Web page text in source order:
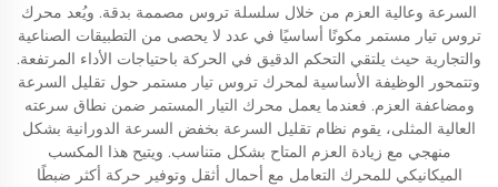
السرعة وعالية العزم من خلال سلسلة تروس مصممة بدقة. ويُعد محرك
تروس تيار مستمر مكونًا أساسيًا في عدد لا يحصى من التطبيقات الصناعية
والتجارية حيث يلتقي التحكم الدقيق في الحركة باحتياجات الأداء المرتفعة.
وتتمحور الوظيفة الأساسية لمحرك تروس تيار مستمر حول تقليل السرعة
ومضاعفة العزم. فعندما يعمل محرك التيار المستمر ضمن نطاق سرعته
العالية المثلى، يقوم نظام تقليل السرعة بخفض السرعة الدورانية بشكل
منهجي مع زيادة العزم المتاح بشكل متناسب. ويتيح هذا المكسب
الميكانيكي للمحرك التعامل مع أحمال أثقل وتوفير حركة أكثر ضبطًا